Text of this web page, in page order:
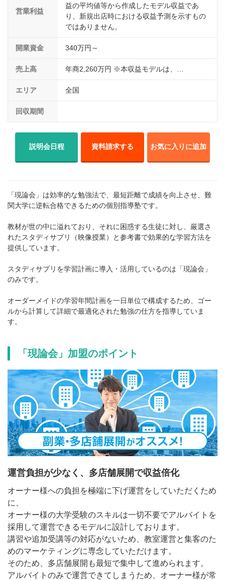
法人様オススメ
副業・サイドビジネス
週間ランキング
営業利益
益の平均値等から作成したモデル収益であ
り、新規出店時における収益予測を示すもの
ではありません。
開業資金 340万円～
売上高 年商2,260万円 ※本収益モデルは、…
エリア 全国
回収期間
説明会日程 資料請求する お気に入りに追加
「現論会」は効率的な勉強法で、最短距離で成績を向上させ、難
関大学に逆転合格できるための個別指導塾です。
教材が世の中に溢れており、それに困惑する生徒に対し、厳選さ
れたスタディサプリ（映像授業）と参考書で効果的な学習方法を
提供しています。
スタディサプリを学習計画に導入・活用しているのは「現論会」
のみです。
オーダーメイドの学習年間計画を一日単位で構成するため、ゴー
ルから計算して詳細で最適化された勉強の仕方を指導していま
す。
「現論会」加盟のポイント
運営負担が少なく、多店舗展開で収益倍化
オーナー様への負担を極端に下げ運営をしていただくため
に、
オーナー様の大学受験のスキルは一切不要でアルバイトを
採用して運営できるモデルに設計しております。
講習や追加受講等の対応がないため、教室運営と集客のた
めのマーケティングに専念していただけます。
そのため、多店舗展開も最短で集中して進められます。
アルバイトのみで運営できてしまうため、オーナー様が常